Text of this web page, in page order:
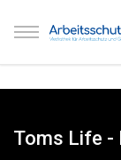
Toms Life -